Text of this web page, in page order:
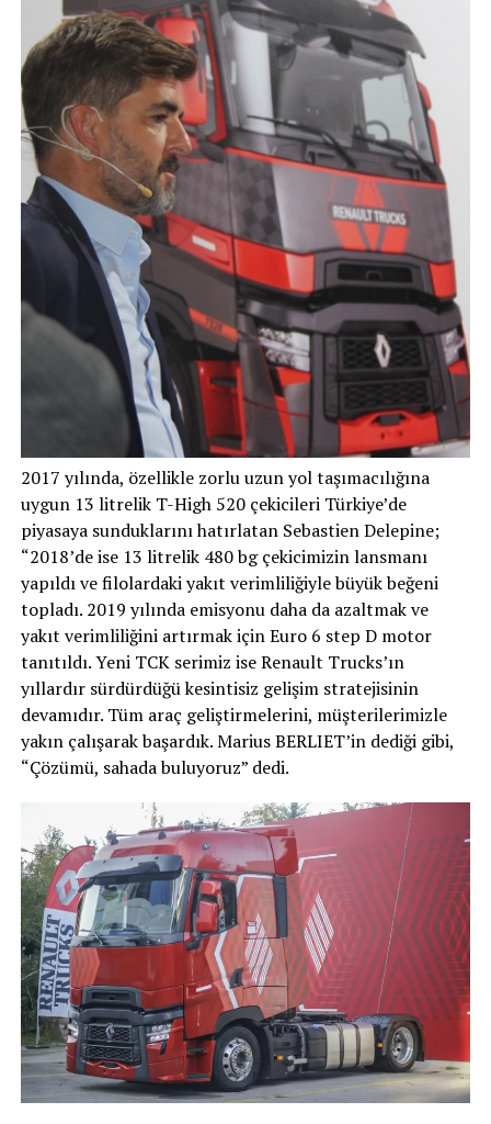
2017 yılında, özellikle zorlu uzun yol taşımacılığına
uygun 13 litrelik T-High 520 çekicileri Türkiye’de
piyasaya sunduklarını hatırlatan Sebastien Delepine;
“2018’de ise 13 litrelik 480 bg çekicimizin lansmanı
yapıldı ve filolardaki yakıt verimliliğiyle büyük beğeni
topladı. 2019 yılında emisyonu daha da azaltmak ve
yakıt verimliliğini artırmak için Euro 6 step D motor
tanıtıldı. Yeni TCK serimiz ise Renault Trucks’ın
yıllardır sürdürdüğü kesintisiz gelişim stratejisinin
devamıdır. Tüm araç geliştirmelerini, müşterilerimizle
yakın çalışarak başardık. Marius BERLIET’in dediği gibi,
“Çözümü, sahada buluyoruz” dedi.